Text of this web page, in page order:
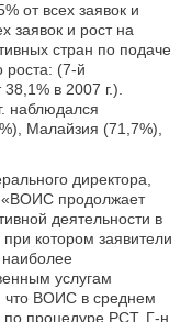
от всех заявок и
заявок и рост на
стран по подаче
роста: (7-й
в 2007 г.).
наблюдался
Малайзия (71,7%),
директора,
«ВОИС продолжает
деятельности в
котором заявители
услугам
что ВОИС в среднем
по процедуре РСТ. Г-н